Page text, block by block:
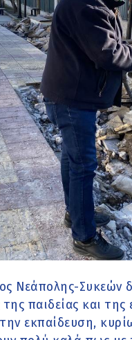
Νεάπολης-Συκεών
παιδείας και
εκπαίδευση,